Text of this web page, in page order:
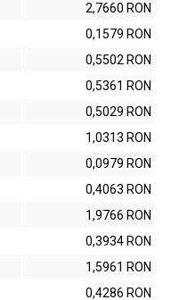
2,7660 RON
0,1579 RON
0,5502 RON
0,5361 RON
0,5029 RON
1,0313 RON
0,0979 RON
0,4063 RON
1,9766 RON
0,3934 RON
1,5961 RON
0,4286 RON